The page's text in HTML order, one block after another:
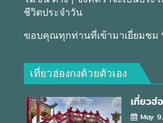
ชีวิตประจำวัน
ขอบคุณทุกท่านที่เข้ามาเยี่ยมชม
เที่ยวฮ่องกงด้วยตัวเอง
เที่ยวฮ่
May